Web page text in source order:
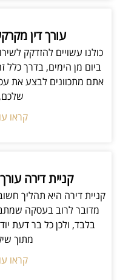
עורך דין
כולנו עשויים להזדקק
ביום מן הימים, בדרך כלל
אתם מתכוונים לבצע את
שלכם,
קראו
קניית דירה
קניית דירה היא תהליך
מדובר לרוב בעסקה
בלבד, ולכן כל בר דעת
מתוך
קראו